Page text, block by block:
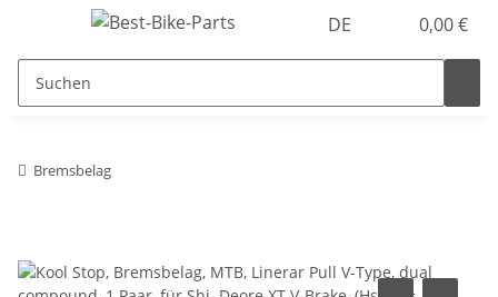
DE 0,00 €
Bremsbelag